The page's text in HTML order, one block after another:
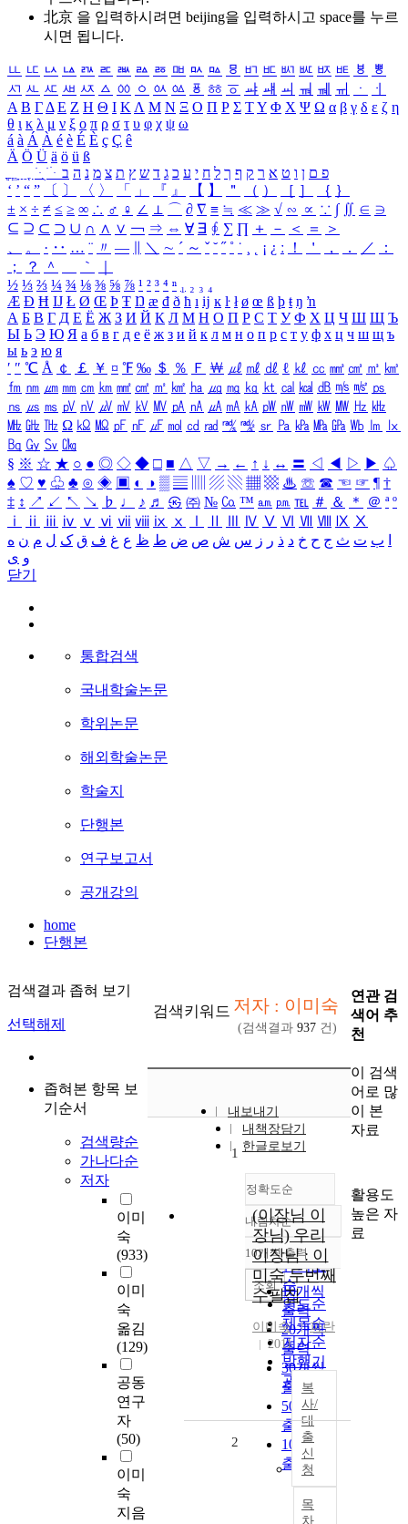
北京 을 입력하시려면 beijing을 입력하시고 space를 누르
시면 됩니다.
ㅥ ㅦ ㅧ ㅨ ㅩ ㅪ ㅫ ㅬ ㅭ ㅮ ㅯ ㅰ ㅱ ㅲ ㅳ ㅴ ㅵ ㅶ ㅷ ㅸ
ㅹ
ㅺ ㅻ ㅼ ㅽ ㅾ ㅿ ㆀ ㆁ ㆂ ㆃ ㆄ ㆅ ㆆ ㆇ ㆈ ㆉ ㆊ ㆋ ㆌ ㆍ
ㆎ
Α Β ΓΔ Ε Ζ Η Θ Ι ΚΛ Μ Ν Ξ Ο Π Ρ Σ ΤΥ Φ Χ Ψ Ω α β γ δ ε ζ η
θ ι κ λ μ ν ξ ο π ρ σ τ υ φ χ ψ ω
á à Á À é è É È ç Ç ê
Ä Ö Ü ä ö ü ß
ִֶֹ ֻּ ׁׂ פ ם ן ו ט א ר ק ף ך ל ח י ע כ ג ד ש ץ ת צ מ נ ה ב
‘ ’ “ ” 〔 〕 〈 〉 「 」 『 』 【 】 ＂ （ ） ［ ］ ｛ ｝
± × ÷ ≠ ≤ ≥ ∞ ∴ ♂ ♀ ∠ ⊥ ⌒ ∂ ∇ ≡ ≒ ≪ ≫ √ ∽ ∝ ∵ ∫ ∬ ∈ ∋
⊆ ⊇ ⊂ ⊃ ∪ ∩ ∧ ∨ ￢ ⇒ ⇔ ∀ ∃ ∮ ∑ ∏ ＋ － ＜ ＝
＞
、
。 · ‥ … ¨ 〃 ― ＼ ∼ ´ ～ ˇ ˘ ˝ ˚ ˙ ¸ ¡ ¿ ː ！ ＇ ， ． ／
：
；
？ ＾ ｀
½ ⅓ ⅔ ¼ ¾ ⅛ ⅜ ⅝ ⅞ ¹ ² ³ ⁴ ⁿ ₁ ₂ ₃ ₄
Æ Ð Ħ Ĳ Ł Ø Œ Þ Ŧ Ŋ æ đ ð ħ ı ĳ ĸ ŀ ł ø œ ß þ ŧ ŋ ŉ
А Б В Г Д Е Ё Ж З И Й К Л М Н О П Р С Т У Ф Х Ц Ч Ш Щ Ъ
Ы Ь Э Ю Я а б в г д е ё ж з и й к л м н о п р с т у ф х ц ч ш щ ъ
ы ь э ю я
′ ″ ℃ Å ￠ ￡ ￥ ¤ ℉ ‰ ＄ ％ Ｆ ￦ ㎕ ㎖ ㎗ ℓ ㎘ ㏄ ㎣ ㎤ ㎥ ㎦
㎙ ㎚ ㎛ ㎜ ㎝ ㎞ ㎟ ㎠ ㎡ ㎢ ㏊ ㎍ ㎎ ㎏ ㏏ ㎈ ㎉ ㏈ ㎧ ㎨ ㎰
㎱ ㎲ ㎳ ㎴ ㎵ ㎶ ㎷ ㎸ ㎹ ㎀ ㎁ ㎂ ㎃ ㎄ ㎺ ㎻ ㎽ ㎾ ㎿ ㎐ ㎑
㎒ ㎓ ㎔ Ω ㏀ ㏁ ㎊ ㎋ ㎌ ㏖ ㏅ ㎭ ㎮ ㎯ ㏛ ㎩ ㎪ ㎫ ㎬ ㏝ ㏐
㏓
㏃ ㏉ ㏜ ㏆
§ ※ ☆ ★ ○ ● ◎ ◇ ◆ □ ■ △ ▽ → ← ↑ ↓ ↔ 〓 ◁ ◀ ▷ ▶ ♤
♠ ♡ ♥ ♧ ♣ ⊙ ◈ ▣ ◐ ◑ ▒ ▤ ▨ ▧ ▦ ▩ ♨ ☏ ☎ ☜ ☞ ¶ †
‡ ↕ ↗ ↙ ↖ ↘ ♭ ♩ ♪ ♬ ㉿ ㈜ № ㏇ ™ ㏂ ㏘ ℡ ＃ ＆ ＊ ＠ ª º
ⅰ
ⅱ ⅲ ⅳ ⅴ ⅵ ⅶ ⅷ ⅸ ⅹ Ⅳ Ⅴ Ⅵ Ⅶ Ⅷ Ⅸ Ⅹ
ب ت ث ج ح خ د ذ ر ز س ش ص ض ط ظ ع غ ف ق ک ل م ن ه
و ی
닫기
통합검색
국내학술논문
학위논문
해외학술논문
학술지
단행본
연구보고서
공개강의
home
단행본
검색결과 좁혀 보기
선택해제
좁혀본 항목 보
기순서
검색량순
가나다순
저자
이미
숙
(933)
이미
숙
옮김
(129)
공동
연구
자
(50)
이미
숙
지음
검색키워드 저자 : 이미숙
(검색결과 937 건)
내보내기
내책장담기
한글로보기
정확도순
정확도
순
인기도
순
연도순
제목순
저자순
발행기
관순
내림차순
내림차순
10개씩 출력
10개씩
출력
20개씩
출력
30개씩
출력
50개씩
출력
100개씩
출력
조회
1
(이장님 이
장님) 우리
이장님 : 이
미숙 두번째
수필집
이미숙
파란
2011
복
사/
대
출
신
청
목
차
2
연관 검
색어 추
천
이 검색
어로 많
이 본
자료
활용도
높은 자
료